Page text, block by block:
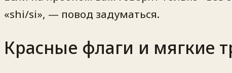
«shi/si», — повод задуматься.
Красные флаги и мягкие